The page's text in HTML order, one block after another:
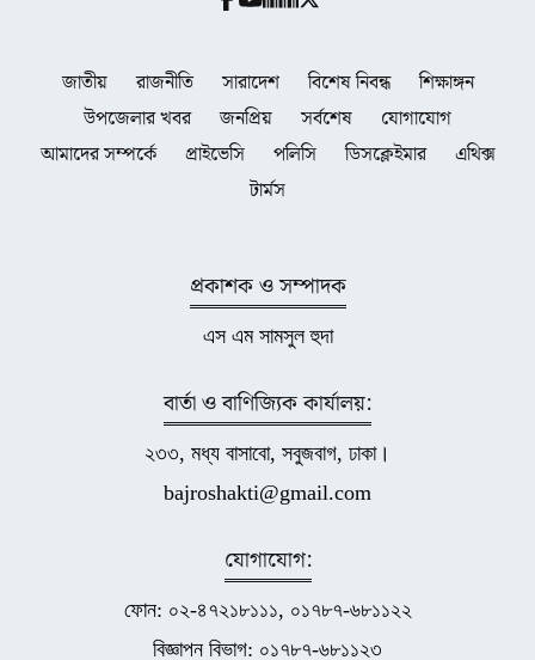
জাতীয় রাজনীতি সারাদেশ বিশেষ নিবন্ধ
শিক্ষাঙ্গন
উপজেলার খবর
জনপ্রিয় সর্বশেষ
যোগাযোগ
আমাদের সম্পর্কে
প্রাইভেসি পলিসি ডিসক্লেইমার
এথিক্স
টার্মস
প্রকাশক ও সম্পাদক
এস এম সামসুল হুদা
বার্তা ও বাণিজ্যিক কার্যালয়:
২৩৩, মধ্য বাসাবো, সবুজবাগ, ঢাকা।
bajroshakti@gmail.com
যোগাযোগ:
ফোন: ০২-৪৭২১৮১১১, ০১৭৮৭-৬৮১১২২
বিজ্ঞাপন বিভাগ: ০১৭৮৭-৬৮১১২৩